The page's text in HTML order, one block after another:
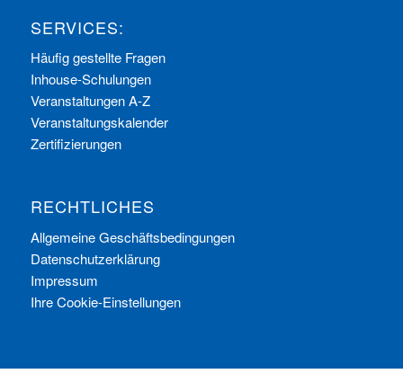
SERVICES:
Häufig gestellte Fragen
Inhouse-Schulungen
Veranstaltungen A-Z
Veranstaltungskalender
Zertifizierungen
RECHTLICHES
Allgemeine Geschäftsbedingungen
Datenschutzerklärung
Impressum
Ihre Cookie-Einstellungen